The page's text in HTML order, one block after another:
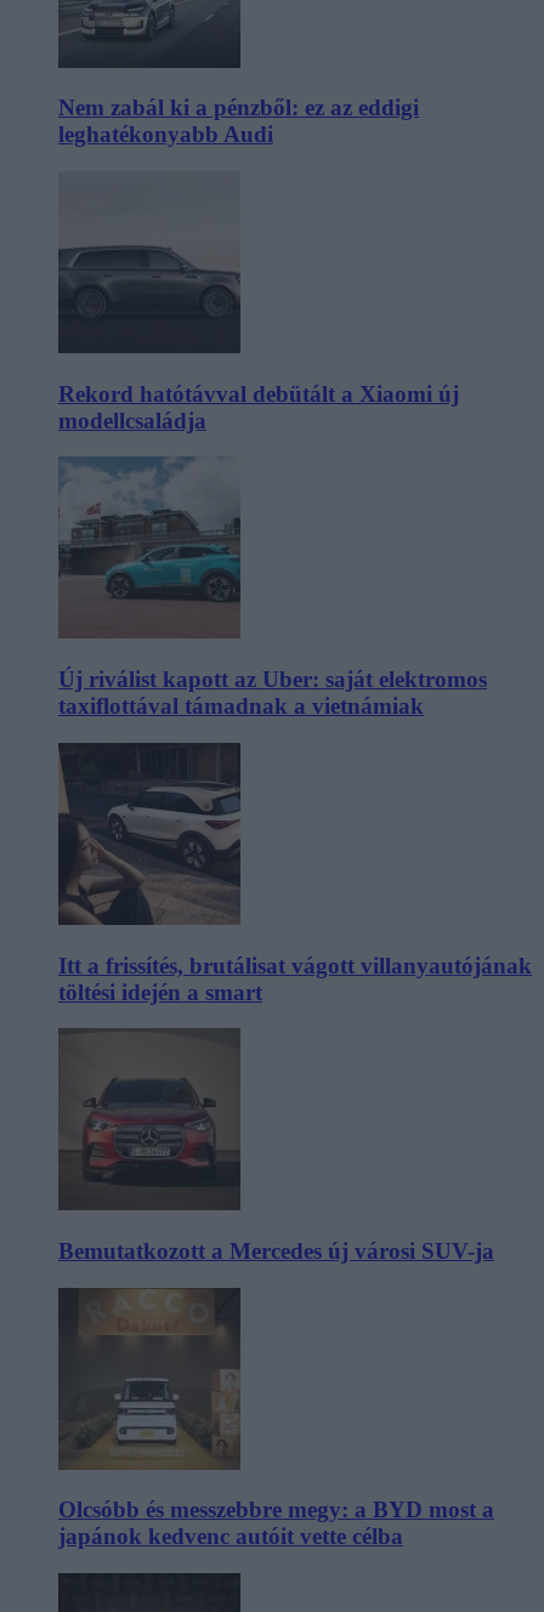
Nem zabál ki a pénzből: ez az eddigi
leghatékonyabb Audi
Rekord hatótávval debütált a Xiaomi új
modellcsaládja
Új riválist kapott az Uber: saját elektromos
taxiflottával támadnak a vietnámiak
Itt a frissítés, brutálisat vágott villanyautójának
töltési idején a smart
Bemutatkozott a Mercedes új városi SUV-ja
Olcsóbb és messzebbre megy: a BYD most a
japánok kedvenc autóit vette célba